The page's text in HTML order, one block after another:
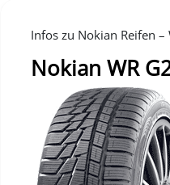
Infos zu Nokian Reifen –
Nokian WR